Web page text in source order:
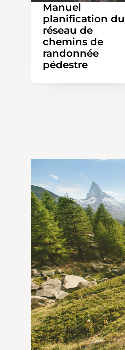
Manuel
planification du
réseau de
chemins de
randonnée
pédestre